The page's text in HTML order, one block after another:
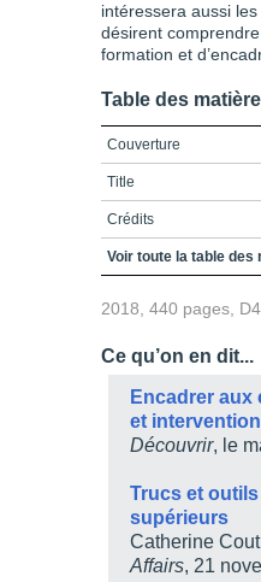
intéressera aussi
désirent
formation et
Table des
Couverture
Title
Crédits
Table des matières
Chapitre 1 / Les
supérieurs
Chapitre 2 / Les
Chapitre 3 / La
Chapitre 4 / Les
Partie 3 /
Voir toute la table des
2018, 440 pages,
Ce qu’on en dit...
Encadrer aux
et
Découvrir, le
Trucs et
supérieurs
Catherine
Affairs, 21